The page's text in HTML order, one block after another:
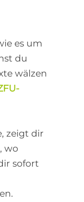
es um
du
wälzen
zeigt dir
wo
sofort